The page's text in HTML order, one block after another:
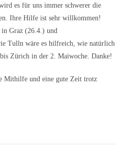
es für uns immer schwerer die
Ihre Hilfe ist sehr willkommen!
in Graz (26.4.) und
Tulln wäre es hilfreich, wie natürlich
Zürich in der 2. Maiwoche. Danke!
Mithilfe und eine gute Zeit trotz